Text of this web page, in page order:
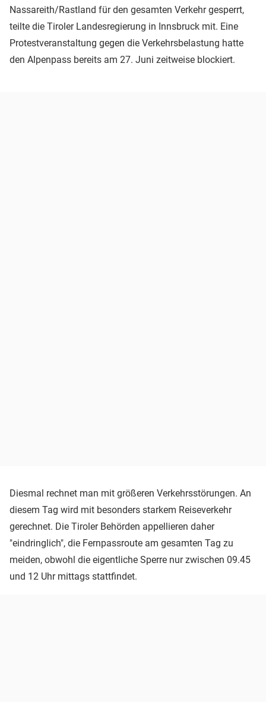
Nassareith/Rastland für den gesamten Verkehr gesperrt,
teilte die Tiroler Landesregierung in Innsbruck mit. Eine
Protestveranstaltung gegen die Verkehrsbelastung hatte
den Alpenpass bereits am 27. Juni zeitweise blockiert.
Diesmal rechnet man mit größeren Verkehrsstörungen. An
diesem Tag wird mit besonders starkem Reiseverkehr
gerechnet. Die Tiroler Behörden appellieren daher
"eindringlich", die Fernpassroute am gesamten Tag zu
meiden, obwohl die eigentliche Sperre nur zwischen 09.45
und 12 Uhr mittags stattfindet.